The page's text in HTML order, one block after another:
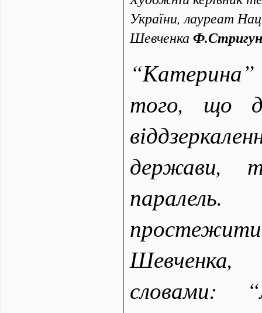
України, лауреат
Шевченка Ф.Стригун
“Катерина”
того, що
держави,
словами: